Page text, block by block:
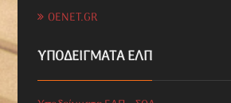
OENET.GR
ΥΠΟΔΕΊΓΜΑΤΑ ΕΛΠ